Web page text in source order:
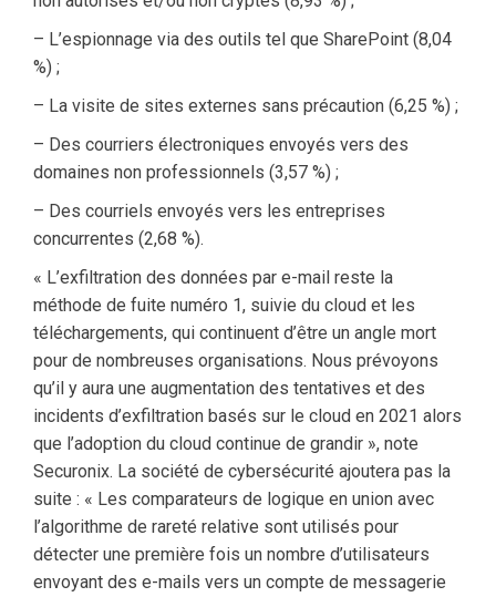
– L’espionnage via des outils tel que SharePoint (8,04
%) ;
– La visite de sites externes sans précaution (6,25 %) ;
– Des courriers électroniques envoyés vers des
domaines non professionnels (3,57 %) ;
– Des courriels envoyés vers les entreprises
concurrentes (2,68 %).
« L’exfiltration des données par e-mail reste la
méthode de fuite numéro 1, suivie du cloud et les
téléchargements, qui continuent d’être un angle mort
pour de nombreuses organisations. Nous prévoyons
qu’il y aura une augmentation des tentatives et des
incidents d’exfiltration basés sur le cloud en 2021 alors
que l’adoption du cloud continue de grandir », note
Securonix. La société de cybersécurité ajoutera pas la
suite : « Les comparateurs de logique en union avec
l’algorithme de rareté relative sont utilisés pour
détecter une première fois un nombre d’utilisateurs
envoyant des e-mails vers un compte de messagerie